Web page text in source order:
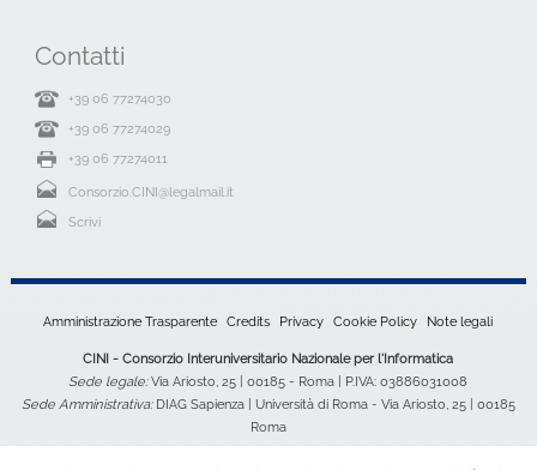
Contatti
+39 06 77274030
+39 06 77274029
+39 06 77274011
Consorzio.CINI@legalmail.it
Scrivi
Amministrazione Trasparente Credits Privacy Cookie Policy Note legali
CINI - Consorzio Interuniversitario Nazionale per l'Informatica
Sede legale:Via Ariosto, 25 | 00185 - Roma | P.IVA: 03886031008
Sede Amministrativa:DIAG Sapienza | Università di Roma - Via Ariosto, 25 | 00185
Roma